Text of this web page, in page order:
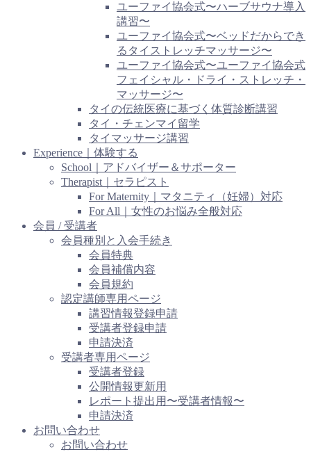
ユーファイ協会式〜ハーブサウナ導入
講習〜
ユーファイ協会式〜ベッドだからでき
るタイストレッチマッサージ〜
ユーファイ協会式〜ユーファイ協会式
フェイシャル・ドライ・ストレッチ・
マッサージ〜
タイの伝統医療に基づく体質診断講習
タイ・チェンマイ留学
タイマッサージ講習
Experience｜体験する
School｜アドバイザー＆サポーター
Therapist｜セラピスト
For Maternity｜マタニティ（妊婦）対応
For All｜女性のお悩み全般対応
会員 / 受講者
会員種別と入会手続き
会員特典
会員補償内容
会員規約
認定講師専用ページ
講習情報登録申請
受講者登録申請
申請決済
受講者専用ページ
受講者登録
公開情報更新用
レポート提出用〜受講者情報〜
申請決済
お問い合わせ
お問い合わせ